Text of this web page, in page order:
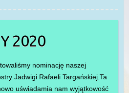
2020
nominację naszej
Jadwigi Rafaeli Targańskiej.Ta
uświadamia nam wyjątkowość